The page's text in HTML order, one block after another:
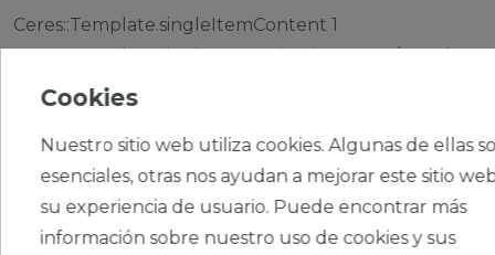
Ceres::Template.singleItemContent 1
Ceres::Template.singleItemUnitPrice1,25 € / Stück
CERES::TEMPLATE.SINGLEITEMADDT
OBASKET
Cookies
Nuestro sitio web utiliza cookies. Algunas de ellas
esenciales, otras nos ayudan a mejorar este sitio
su experiencia de usuario. Puede encontrar más
información sobre nuestro uso de cookies y sus